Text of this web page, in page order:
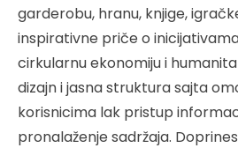
garderobu, hranu, knjige,
inspirativne priče o
cirkularnu ekonomiju i
dizajn i jasna struktura sajta
korisnicima lak pristup
pronalaženje sadržaja.